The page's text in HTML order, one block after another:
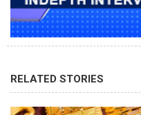
RELATED STORIES